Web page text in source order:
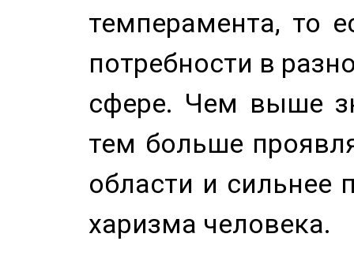
темперамента, то
потребности в
сфере. Чем выше
тем больше
области и сильнее
харизма человека.